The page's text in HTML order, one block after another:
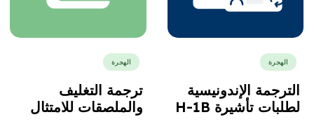
الهجرة
الترجمة الإندونيسية
لطلبات تأشيرة H-1B
الهجرة
ترجمة التغليف
والملصقات للامتثال